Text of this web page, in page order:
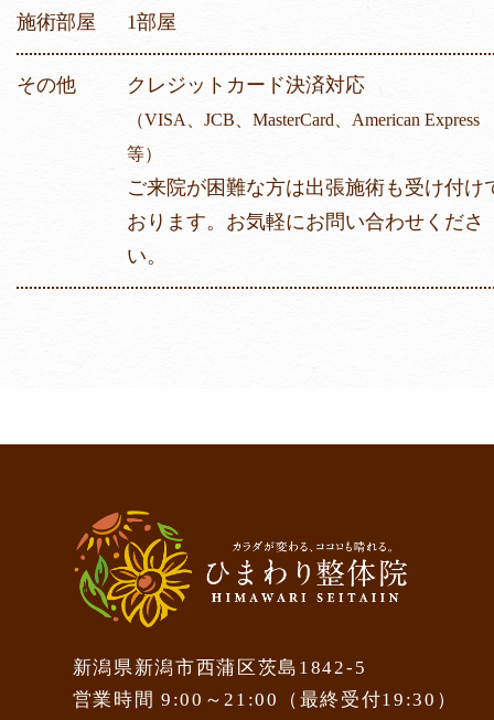
施術部屋 1部屋
その他 クレジットカード決済対応
（VISA、JCB、MasterCard、American Express
等）
ご来院が困難な方は出張施術も受け付け
おります。お気軽にお問い合わせくださ
い。
新潟県新潟市西蒲区茨島1842-5
営業時間 9:00～21:00（最終受付19:30）